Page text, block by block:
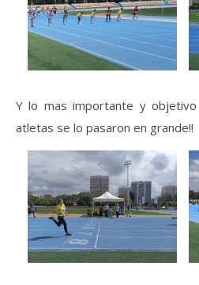
Y lo mas importante y
atletas se lo pasaron en grande!!